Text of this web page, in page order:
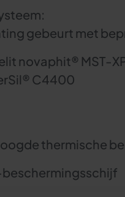
gebeurt met
novaphit® MST-
C4400
thermische